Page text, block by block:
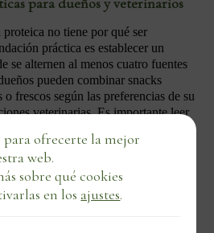
no tiene por qué ser
práctica es establecer un
se alternen al menos cuatro fuentes
pueden combinar snacks
frescos según las preferencias de su
veterinarias. Es importante leer
que se trate realmente de un
cereales, subproductos o
este proceso mediante pruebas
o, en casos más complejos, mediante
ofrecerte la mejor
web.
sobre qué cookies
en los ajustes.